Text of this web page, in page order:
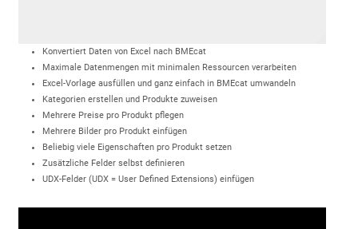
Konvertiert Daten von Excel nach BMEcat
Maximale Datenmengen mit minimalen Ressourcen verarbeiten
Excel-Vorlage ausfüllen und ganz einfach in BMEcat umwandeln
Kategorien erstellen und Produkte zuweisen
Mehrere Preise pro Produkt pflegen
Mehrere Bilder pro Produkt einfügen
Beliebig viele Eigenschaften pro Produkt setzen
Zusätzliche Felder selbst definieren
UDX-Felder (UDX = User Defined Extensions) einfügen